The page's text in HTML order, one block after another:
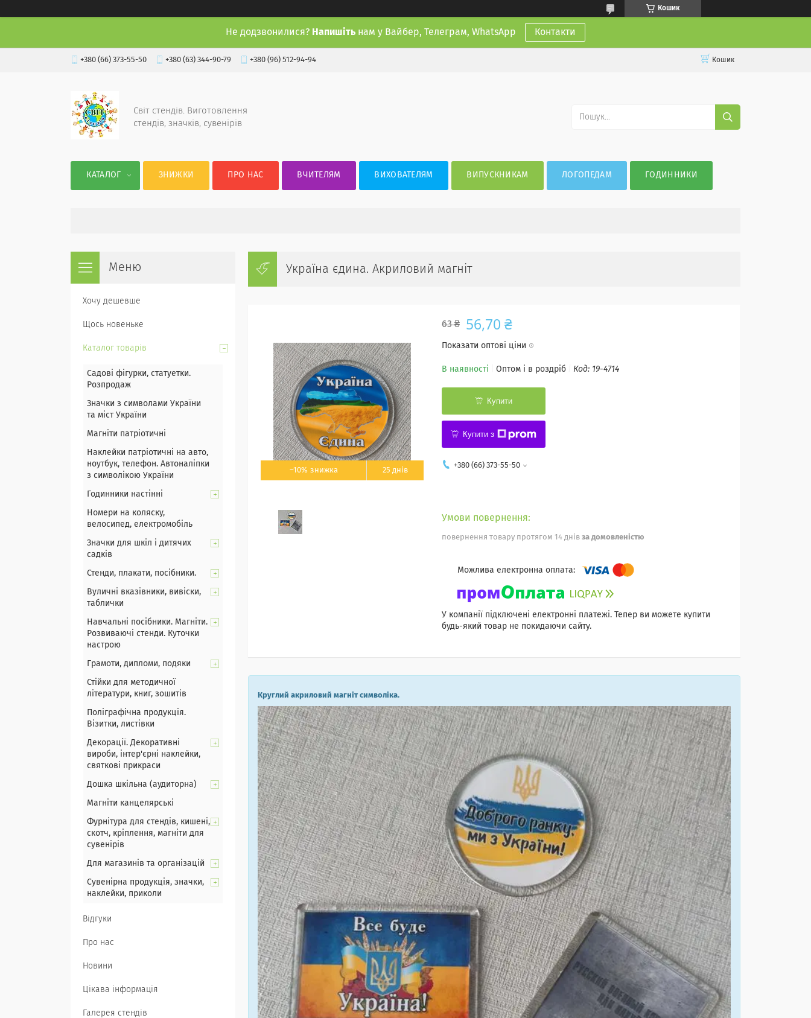
Кошик
Не додзвонилися? Напишіть нам у Вайбер, Телеграм, WhatsApp Контакти
+380 (66) 373-55-50 +380 (63) 344-90-79 +380 (96) 512-94-94 Кошик
Світ стендів. Виготовлення
стендів, значків, сувенірів
КАТАЛОГ ЗНИЖКИ ПРО НАС ВЧИТЕЛЯМ ВИХОВАТЕЛЯМ ВИПУСКНИКАМ ЛОГОПЕДАМ ГОДИННИКИ
Україна єдина. Акриловий магніт
–10% 25 днів
63 ₴ 56,70 ₴
Показати оптові ціни
В наявності Оптом і в роздріб Код: 19-4714
Купити
Купити з
+380 (66) 373-55-50
повернення товару протягом 14 днів за домовленістю
У компанії підключені електронні платежі. Тепер ви можете купити
будь-який товар не покидаючи сайту.
Круглий акриловий магніт символіка.
Хочу дешевше
Щось новеньке
Каталог товарів
Садові фігурки, статуетки.
Розпродаж
Значки з символами України
та міст України
Магніти патріотичні
Наклейки патріотичні на авто,
ноутбук, телефон. Автоналіпки
з символікою України
Годинники настінні
Номери на коляску,
велосипед, електромобіль
Значки для шкіл і дитячих
садків
Стенди, плакати, посібники.
Вуличні вказівники, вивіски,
таблички
Навчальні посібники. Магніти.
Розвиваючі стенди. Куточки
настрою
Грамоти, дипломи, подяки
Стійки для методичної
літератури, книг, зошитів
Поліграфічна продукція.
Візитки, листівки
Декорації. Декоративні
вироби, інтер'єрні наклейки,
святкові прикраси
Дошка шкільна (аудиторна)
Магніти канцелярські
Фурнітура для стендів, кишені,
скотч, кріплення, магніти для
сувенірів
Для магазинів та організацій
Сувенірна продукція, значки,
наклейки, приколи
Відгуки
Про нас
Новини
Цікава інформація
Галерея стендів